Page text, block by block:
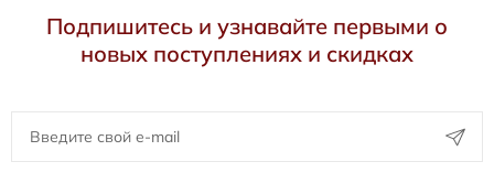
Подпишитесь и узнавайте первыми о
новых поступлениях и скидках